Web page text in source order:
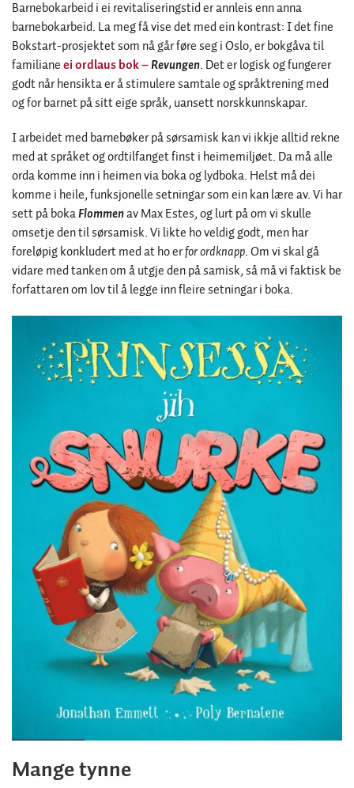
Barnebokarbeid i ei revitaliseringstid er annleis enn anna
barnebokarbeid. La meg få vise det med ein kontrast: I det fine
Bokstart-prosjektet som nå går føre seg i Oslo, er bokgåva til
familianeei ordlaus bok –Revungen. Det er logisk og fungerer
godt når hensikta er å stimulere samtale og språktrening med
og for barnet på sitt eige språk, uansett norskkunnskapar.
I arbeidet med barnebøker på sørsamisk kan vi ikkje alltid rekne
med at språket og ordtilfanget finst i heimemiljøet. Da må alle
orda komme inn i heimen via boka og lydboka. Helst må dei
komme i heile, funksjonelle setningar som ein kan lære av. Vi har
sett på bokaFlommenav Max Estes, og lurt på om vi skulle
omsetje den til sørsamisk. Vi likte ho veldig godt, men har
foreløpig konkludert med at ho erfor ordknapp. Om vi skal gå
vidare med tanken om å utgje den på samisk, så må vi faktisk be
forfattaren om lov til å legge inn fleire setningar i boka.
Mange tynne